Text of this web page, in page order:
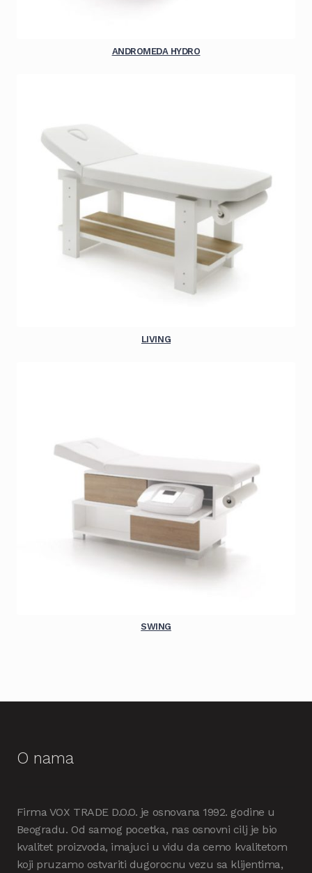
ANDROMEDA HYDRO
LIVING
SWING
O nama
Firma VOX TRADE D.O.O. je osnovana 1992. godine u
Beogradu. Od samog pocetka, nas osnovni cilj je bio
kvalitet proizvoda, imajuci u vidu da cemo kvalitetom
koji pruzamo ostvariti dugorocnu vezu sa klijentima,